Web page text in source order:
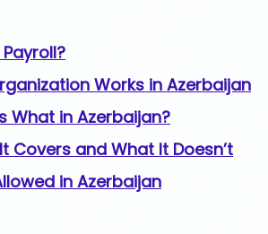
Works in Azerbaijan
What in Azerbaijan?
Covers and What It Doesn’t
in Azerbaijan